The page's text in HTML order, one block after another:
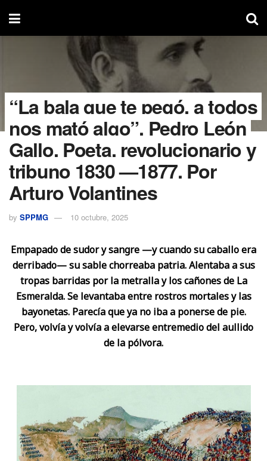
“La bala que te pegó, a todos
nos mató algo”. Pedro León
Gallo. Poeta, revolucionario y
tribuno 1830 —1877. Por
Arturo Volantines
by SPPMG 10 octubre, 2025
Empapado de sudor y sangre —y cuando su caballo era
derribado— su sable chorreaba patria. Alentaba a sus
tropas barridas por la metralla y los cañones de La
Esmeralda. Se levantaba entre rostros mortales y las
bayonetas. Parecía que ya no iba a ponerse de pie.
Pero, volvía y volvía a elevarse entremedio del aullido
de la pólvora.